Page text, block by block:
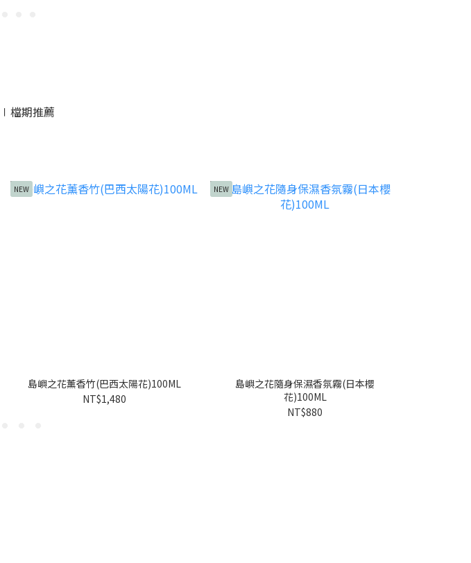
檔期推薦
NEW
島嶼之花薰香竹(巴西太陽花)100ML
NT$1,480
NEW
島嶼之花隨身保濕香氛霧(日本櫻
花)100ML
NT$880